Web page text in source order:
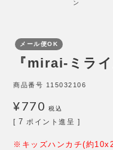
ン
メール便OK
『mirai-ミラ
商品番号 115032106
¥770 税込
[ 7 ポイント進呈 ]
※キッズハンカチ(約